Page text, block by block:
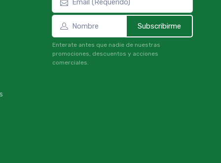
Subscribirme
Enterate antes que nadie de nuestras
promociones, descuentos y acciones
comerciales.